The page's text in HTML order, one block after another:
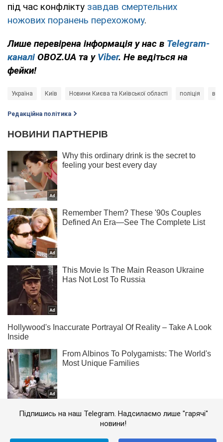
під час конфлікту завдав смертельних
ножових поранень перехожому.
Лише перевірена інформація у нас в Telegram-
каналі OBOZ.UA та у Viber. Не ведіться на
фейки!
Україна Київ Новини Києва та Київської області поліція
Редакційна політика
Підпишись на наш Telegram. Надсилаємо лише "гарячі"
новини!